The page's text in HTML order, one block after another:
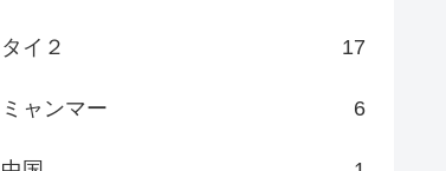
タイ２ 17
ミャンマー 6